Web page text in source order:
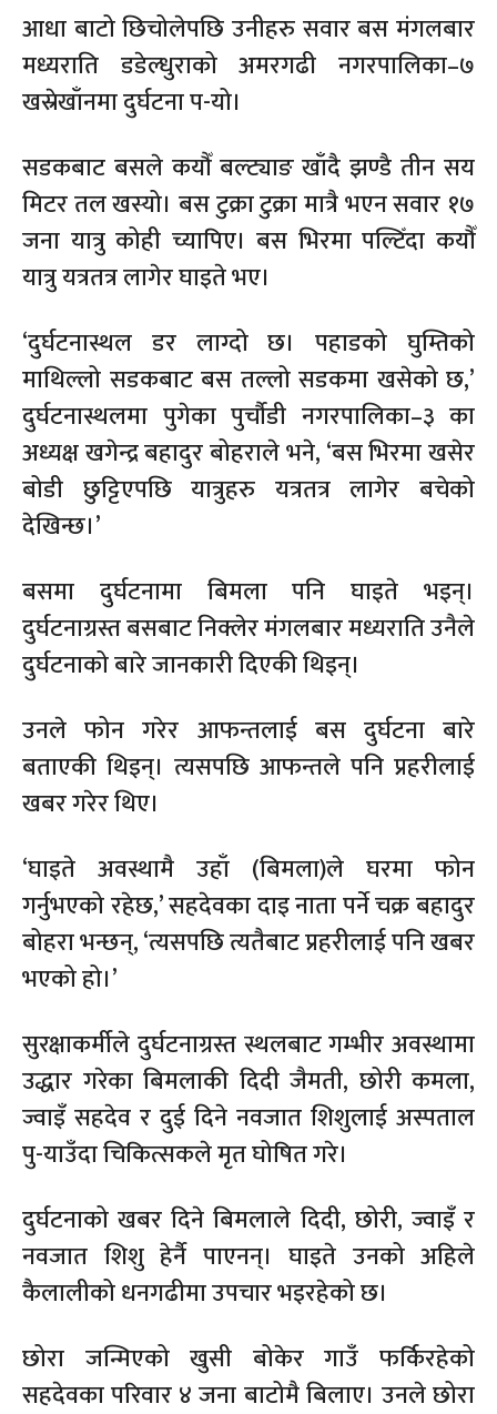
आधा बाटो छिचोलेपछि उनीहरु सवार बस मंगलबार
मध्यराति डडेल्धुराको अमरगढी नगरपालिका–७
खस्रेखाँनमा दुर्घटना प-यो।
सडकबाट बसले कयौँ बल्ट्याङ खाँदै झण्डै तीन सय
मिटर तल खस्यो। बस टुक्रा टुक्रा मात्रै भएन सवार १७
जना यात्रु कोही च्यापिए। बस भिरमा पल्टिँदा कयौँ
यात्रु यत्रतत्र लागेर घाइते भए।
‘दुर्घटनास्थल डर लाग्दो छ। पहाडको घुम्तिको
माथिल्लो सडकबाट बस तल्लो सडकमा खसेको छ,’
दुर्घटनास्थलमा पुगेका पुर्चौडी नगरपालिका–३ का
अध्यक्ष खगेन्द्र बहादुर बोहराले भने, ‘बस भिरमा खसेर
बोडी छुट्टिएपछि यात्रुहरु यत्रतत्र लागेर बचेको
देखिन्छ।’
बसमा दुर्घटनामा बिमला पनि घाइते भइन्।
दुर्घटनाग्रस्त बसबाट निक्लेर मंगलबार मध्यराति उनैले
दुर्घटनाको बारे जानकारी दिएकी थिइन्।
उनले फोन गरेर आफन्तलाई बस दुर्घटना बारे
बताएकी थिइन्। त्यसपछि आफन्तले पनि प्रहरीलाई
खबर गरेर थिए।
‘घाइते अवस्थामै उहाँ (बिमला)ले घरमा फोन
गर्नुभएको रहेछ,’ सहदेवका दाइ नाता पर्ने चक्र बहादुर
बोहरा भन्छन्, ‘त्यसपछि त्यतैबाट प्रहरीलाई पनि खबर
भएको हो।’
सुरक्षाकर्मीले दुर्घटनाग्रस्त स्थलबाट गम्भीर अवस्थामा
उद्धार गरेका बिमलाकी दिदी जैमती, छोरी कमला,
ज्वाइँ सहदेव र दुई दिने नवजात शिशुलाई अस्पताल
पु-याउँदा चिकित्सकले मृत घोषित गरे।
दुर्घटनाको खबर दिने बिमलाले दिदी, छोरी, ज्वाइँ र
नवजात शिशु हेर्नै पाएनन्। घाइते उनको अहिले
कैलालीको धनगढीमा उपचार भइरहेको छ।
छोरा जन्मिएको खुसी बोकेर गाउँ फर्किरहेको
सहदेवका परिवार ४ जना बाटोमै बिलाए। उनले छोरा